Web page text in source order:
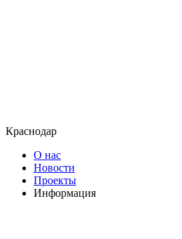
Краснодар
О нас
Новости
Проекты
Информация